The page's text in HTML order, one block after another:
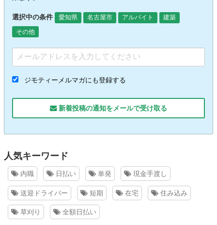
選択中の条件 愛知県 名古屋市 アルバイト
建築
その他
ジモティーメルマガにも登録する
新着投稿の通知をメールで受け取る
人気キーワード
内職 日払い 単発 現金手渡し
送迎ドライバー 短期 在宅 住み込み
草刈り 全額日払い